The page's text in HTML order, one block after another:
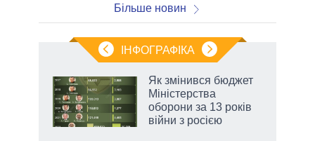
Більше новин
ІНФОГРАФІКА
Як змінився бюджет
Міністерства
оборони за 13 років
війни з росією